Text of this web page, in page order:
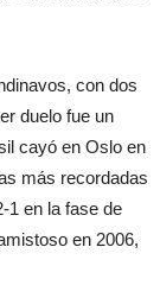
con dos
duelo fue un
cayó en Oslo en
más recordadas
1 en la fase de
en 2006,